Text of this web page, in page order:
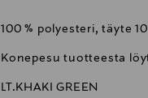
100 % polyesteri, täyte
Konepesu tuotteesta
LT.KHAKI GREEN